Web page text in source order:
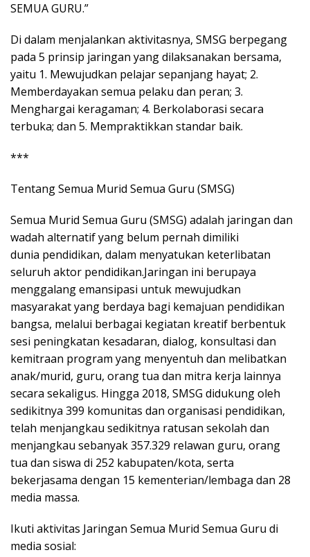
SEMUA GURU.”
Di dalam menjalankan aktivitasnya, SMSG berpegang
pada 5 prinsip jaringan yang dilaksanakan bersama,
yaitu 1. Mewujudkan pelajar sepanjang hayat; 2.
Memberdayakan semua pelaku dan peran; 3.
Menghargai keragaman; 4. Berkolaborasi secara
terbuka; dan 5. Mempraktikkan standar baik.
***
Tentang Semua Murid Semua Guru (SMSG)
Semua Murid Semua Guru (SMSG) adalah jaringan dan
wadah alternatif yang belum pernah dimiliki
dunia pendidikan, dalam menyatukan keterlibatan
seluruh aktor pendidikan.Jaringan ini berupaya
menggalang emansipasi untuk mewujudkan
masyarakat yang berdaya bagi kemajuan pendidikan
bangsa, melalui berbagai kegiatan kreatif berbentuk
sesi peningkatan kesadaran, dialog, konsultasi dan
kemitraan program yang menyentuh dan melibatkan
anak/murid, guru, orang tua dan mitra kerja lainnya
secara sekaligus. Hingga 2018, SMSG didukung oleh
sedikitnya 399 komunitas dan organisasi pendidikan,
telah menjangkau sedikitnya ratusan sekolah dan
menjangkau sebanyak 357.329 relawan guru, orang
tua dan siswa di 252 kabupaten/kota, serta
bekerjasama dengan 15 kementerian/lembaga dan 28
media massa.
Ikuti aktivitas Jaringan Semua Murid Semua Guru di
media sosial: